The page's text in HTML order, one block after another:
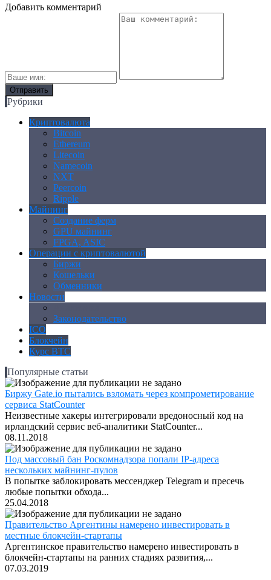
Добавить комментарий
Рубрики
Криптовалюта
Bitcoin
Ethereum
Litecoin
Namecoin
NXT
Peercoin
Ripple
Майнинг
Создание ферм
GPU майнинг
FPGA, ASIC
Операции с криптовалютой
Биржи
Кошельки
Обменники
Новости
Законодательство
ICO
Блокчейн
Курс BTC
Популярные статьи
Биржу Gate.io пытались взломать через компрометирование
сервиса StatCounter
Неизвестные хакеры интегрировали вредоносный код на
ирландский сервис веб-аналитики StatCounter...
08.11.2018
Под массовый бан Роскомнадзора попали IP-адреса
нескольких майнинг-пулов
В попытке заблокировать мессенджер Telegram и пресечь
любые попытки обхода...
25.04.2018
Правительство Аргентины намерено инвестировать в
местные блокчейн-стартапы
Аргентинское правительство намерено инвестировать в
блокчейн-стартапы на ранних стадиях развития,...
07.03.2019